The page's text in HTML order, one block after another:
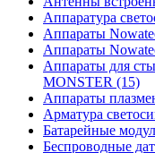
Аппаратура
Аппараты
Аппараты
Аппараты для
MONSTER (15)
Аппараты
Арматура
Батарейные
Беспроводные